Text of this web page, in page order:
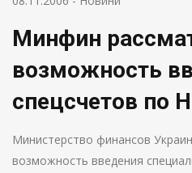
Минфин
возможность
спецсчетов по
Министерство финансов
возможность введения